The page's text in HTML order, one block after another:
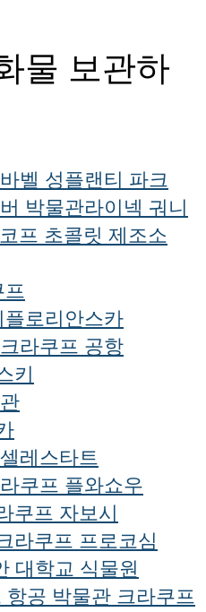
물 보관하
바벨 성플랜티 파크
박물관라이넥 궈니
프 초콜릿 제조소
프
플로리안스카
크라쿠프 공항
키
셀레스타트
쿠프 플와쇼우
쿠프 자보시
라쿠프 프로코심
대학교 식물원
항공 박물관 크라쿠프